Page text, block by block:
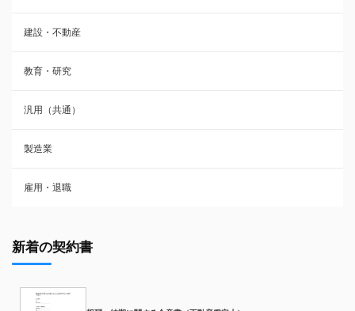
建設・不動産
教育・研究
汎用（共通）
製造業
雇用・退職
新着の契約書